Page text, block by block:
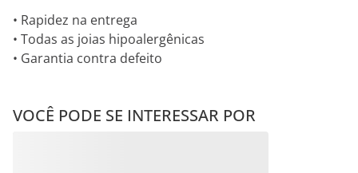
• Rapidez na entrega
• Todas as joias hipoalergênicas
• Garantia contra defeito
VOCÊ PODE SE INTERESSAR POR